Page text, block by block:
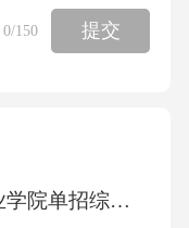
刺阶段，让我
释奋斗的意
为墨，书写自
承诺，不负青
0/150 提交
2025年眉山岷江水业职业学院单招综合素质考试模拟试卷含答案详解【综合卷】